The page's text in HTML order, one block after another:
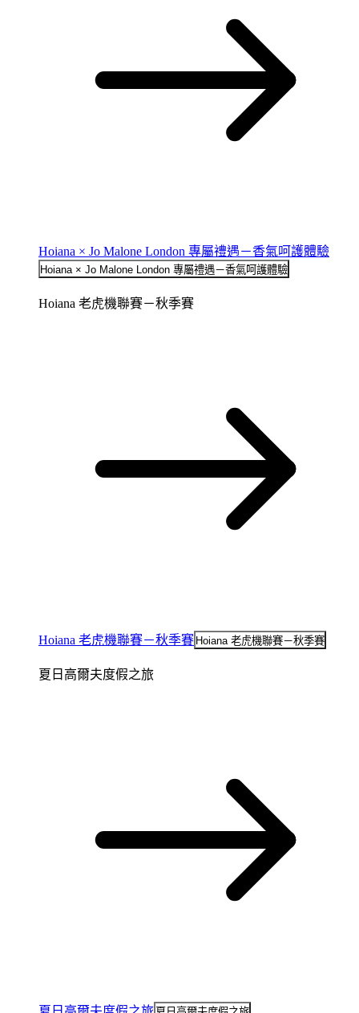
Hoiana × Jo Malone London 專屬禮遇－香氣呵護體驗
Hoiana × Jo Malone London 專屬禮遇－香氣呵護體驗
Hoiana 老虎機聯賽－秋季賽
Hoiana 老虎機聯賽－秋季賽 Hoiana 老虎機聯賽－秋季賽
夏日高爾夫度假之旅